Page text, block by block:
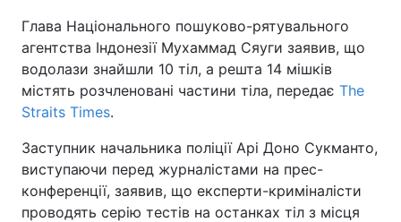
Глава Національного пошуково-рятувального
агентства Індонезії Мухаммад Сяуги заявив, що
водолази знайшли 10 тіл, а решта 14 мішків
містять розчленовані частини тіла, передає The
Straits Times.
Заступник начальника поліції Арі Доно Сукманто,
виступаючи перед журналістами на прес-
конференції, заявив, що експерти-криміналісти
проводять серію тестів на останках тіл з місця